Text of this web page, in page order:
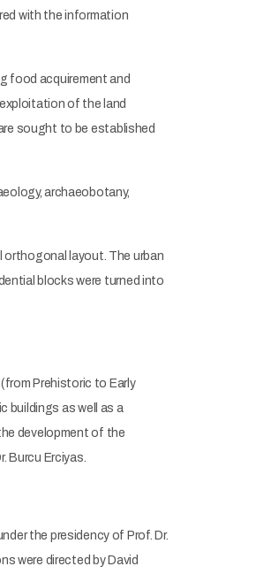
with the information
food acquirement and
of the land
sought to be established
archaeobotany,
orthogonal layout. The urban
blocks were turned into
Prehistoric to Early
buildings as well as a
development of the
Burcu Erciyas.
the presidency of Prof. Dr.
were directed by David